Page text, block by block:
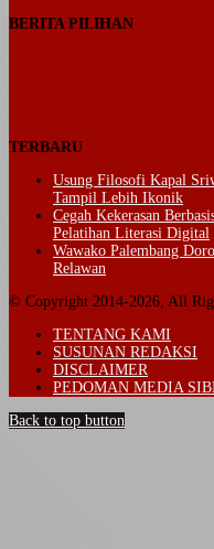
BERITA PILIHAN
TERBARU
Usung Filosofi Kapal
Tampil Lebih Ikonik
Cegah Kekerasan
Pelatihan Literasi Digital
Wawako Palembang
Relawan
© Copyright 2014-2026, All
TENTANG KAMI
SUSUNAN REDAKSI
DISCLAIMER
PEDOMAN MEDIA
Back to top button